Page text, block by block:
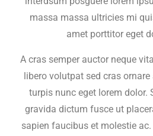
massa massa ultricies mi
amet porttitor eget
A cras semper auctor neque
libero volutpat sed cras
turpis nunc eget lorem dolor.
gravida dictum fusce ut
sapien faucibus et molestie